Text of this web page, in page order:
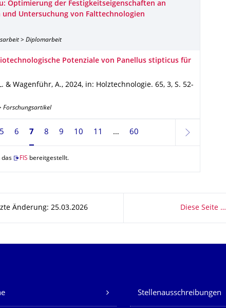
Optimierung der Festigkeitseigenschaften an
und Untersuchung von Falttechnologien
> Diplomarbeit
Potenziale von Panellus stipticus für
& Wagenführ, A., 2024, in: Holztechnologie. 65, 3, S. 52-
Forschungsartikel
5 6 Seite 7, aktuell ausgewählt
7 8 9 10 11 60
weiter
das FIS bereitgestellt.
Änderung: 25.03.2026 Diese Seite …
Dienste
Stellenausschreibungen